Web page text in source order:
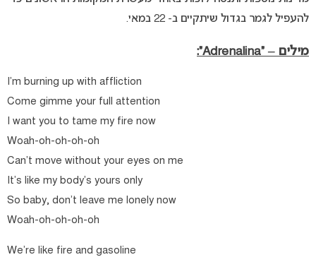
להעפיל לגמר בגדול שיתקיים ב- 22 במאי.
מילים – “Adrenalina”:
I’m burning up with affliction
Come gimme your full attention
I want you to tame my fire now
Woah-oh-oh-oh-oh
Can’t move without your eyes on me
It’s like my body’s yours only
So baby, don’t leave me lonely now
Woah-oh-oh-oh-oh
We’re like fire and gasoline